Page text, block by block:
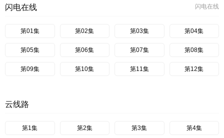
闪电在线
闪电在线
第01集 第02集 第03集 第04集
第05集 第06集 第07集 第08集
第09集 第10集 第11集 第12集
云线路
第1集 第2集 第3集 第4集